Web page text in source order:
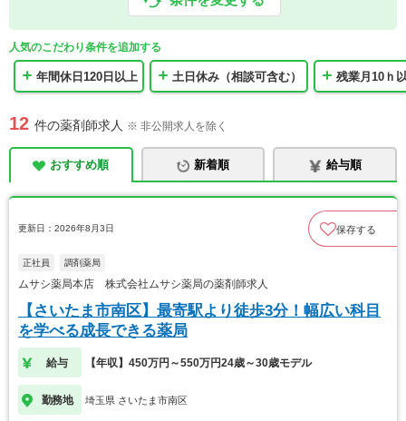
人気のこだわり条件を追加する
年間休日120日以上 土日休み（相談可含む） 残業月10ｈ
12 件の薬剤師求人 ※ 非公開求人を除く
おすすめ順 新着順 給与順
更新日：2026年8月3日 保存する
正社員 調剤薬局
ムサシ薬局本店 株式会社ムサシ薬局の薬剤師求人
【さいたま市南区】最寄駅より徒歩3分！幅広い科目
を学べる成長できる薬局
給与 【年収】450万円～550万円24歳～30歳モデル
勤務地 埼玉県 さいたま市南区